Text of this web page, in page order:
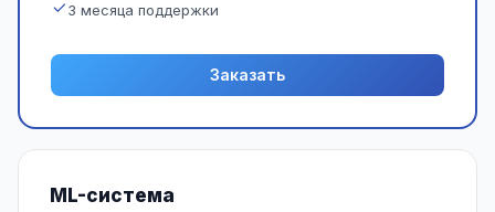
3 месяца поддержки
Заказать
ML-система